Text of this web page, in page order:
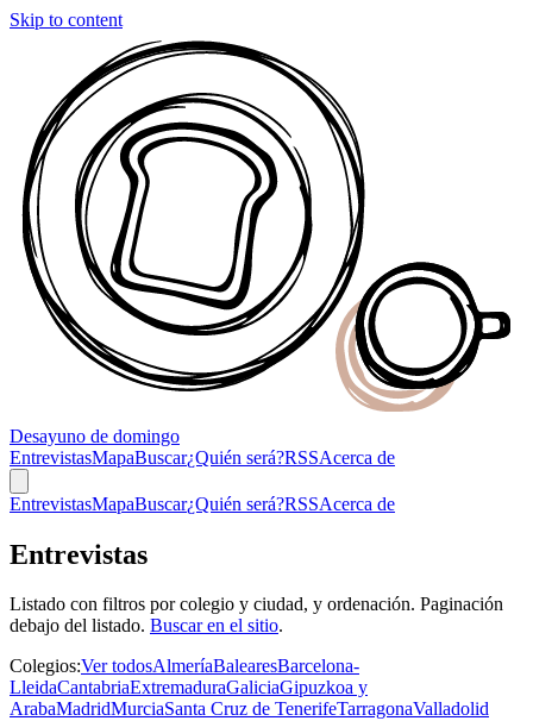
Skip to content
Desayuno de domingo
EntrevistasMapaBuscar¿Quién será?RSSAcerca de
EntrevistasMapaBuscar¿Quién será?RSSAcerca de
Entrevistas
Listado con filtros por colegio y ciudad, y ordenación. Paginación
debajo del listado. Buscar en el sitio.
Colegios:Ver todosAlmeríaBalearesBarcelona-
LleidaCantabriaExtremaduraGaliciaGipuzkoa y
ArabaMadridMurciaSanta Cruz de TenerifeTarragonaValladolid